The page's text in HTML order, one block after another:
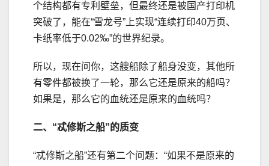
个结构都有专利壁垒，但最终还是被国产打印机
突破了，能在“雪龙号”上实现“连续打印40万页、
卡纸率低于0.02‰”的世界纪录。
所以，现在问你，这艘船除了船身没变，其他所
有零件都被换了一轮，那么它还是原来的船吗？
如果是，那么它的血统还是原来的血统吗？
二、 “忒修斯之船”的质变
“忒修斯之船”还有第二个问题：“如果不是原来的